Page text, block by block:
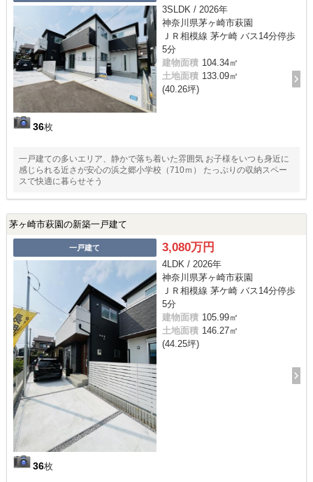
36枚
3SLDK / 2026年
神奈川県茅ヶ崎市萩園
ＪＲ相模線 茅ケ崎 バス14分停歩
5分
建物面積 104.34㎡
土地面積 133.09㎡
(40.26坪)
一戸建ての多いエリア、静かで落ち着いた雰囲気 お子様をいつも身近に
感じられる近さが安心の浜之郷小学校（710ｍ） たっぷりの収納スペー
スで快適に暮らせそう
茅ヶ崎市萩園の新築一戸建て
一戸建て
36枚
3,080万円
4LDK / 2026年
神奈川県茅ヶ崎市萩園
ＪＲ相模線 茅ケ崎 バス14分停歩
5分
建物面積 105.99㎡
土地面積 146.27㎡
(44.25坪)